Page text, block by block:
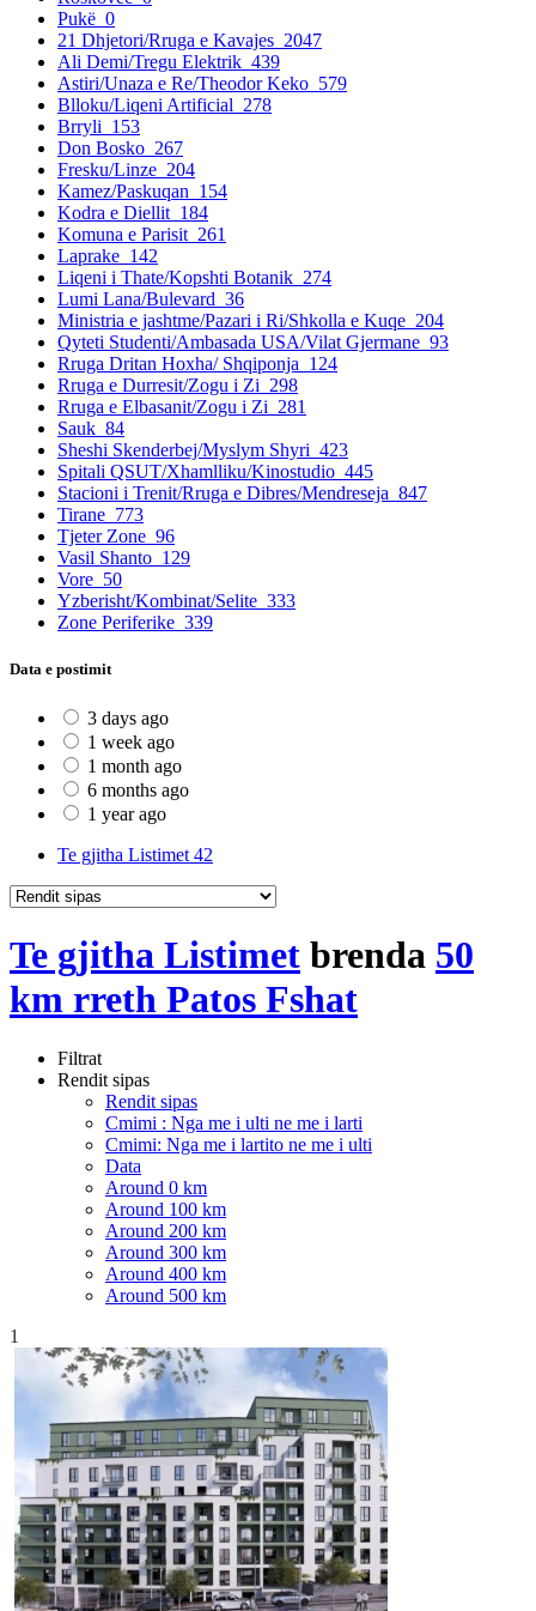
Pukë 0
21 Dhjetori/Rruga e Kavajes 2047
Ali Demi/Tregu Elektrik 439
Astiri/Unaza e Re/Theodor Keko 579
Blloku/Liqeni Artificial 278
Brryli 153
Don Bosko 267
Fresku/Linze 204
Kamez/Paskuqan 154
Kodra e Diellit 184
Komuna e Parisit 261
Laprake 142
Liqeni i Thate/Kopshti Botanik 274
Lumi Lana/Bulevard 36
Ministria e jashtme/Pazari i Ri/Shkolla e Kuqe 204
Qyteti Studenti/Ambasada USA/Vilat Gjermane 93
Rruga Dritan Hoxha/ Shqiponja 124
Rruga e Durresit/Zogu i Zi 298
Rruga e Elbasanit/Zogu i Zi 281
Sauk 84
Sheshi Skenderbej/Myslym Shyri 423
Spitali QSUT/Xhamlliku/Kinostudio 445
Stacioni i Trenit/Rruga e Dibres/Mendreseja 847
Tirane 773
Tjeter Zone 96
Vasil Shanto 129
Vore 50
Yzberisht/Kombinat/Selite 333
Zone Periferike 339
Data e postimit
3 days ago
1 week ago
1 month ago
6 months ago
1 year ago
Te gjitha Listimet 42
Te gjitha Listimet brenda 50
km rreth Patos Fshat
Filtrat
Rendit sipas
Rendit sipas
Cmimi : Nga me i ulti ne me i larti
Cmimi: Nga me i lartito ne me i ulti
Data
Around 0 km
Around 100 km
Around 200 km
Around 300 km
Around 400 km
Around 500 km
1